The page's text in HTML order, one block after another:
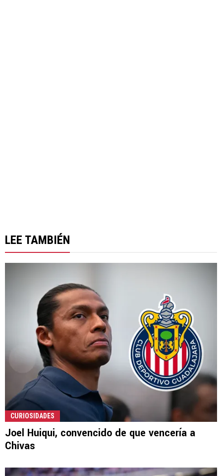
LEE TAMBIÉN
CURIOSIDADES
Joel Huiqui, convencido de que vencería a
Chivas